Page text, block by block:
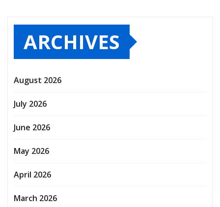
ARCHIVES
August 2026
July 2026
June 2026
May 2026
April 2026
March 2026